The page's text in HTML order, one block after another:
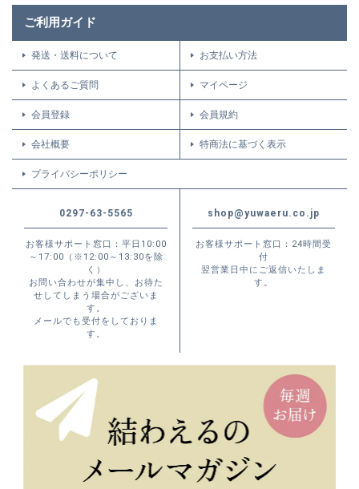
ご利用ガイド
発送・送料について お支払い方法
よくあるご質問 マイページ
会員登録 会員規約
会社概要 特商法に基づく表示
プライバシーポリシー
0297-63-5565
お客様サポート窓口：平日10:00
～17:00（※12:00～13:30を除
く）
お問い合わせが集中し、お待た
せしてしまう場合がございま
す。
メールでも受付をしておりま
す。
shop@yuwaeru.co.jp
お客様サポート窓口：24時間受
付
翌営業日中にご返信いたしま
す。